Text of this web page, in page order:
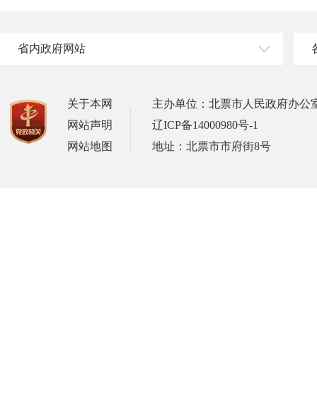
省内政府网站
关于本网
网站声明
网站地图
主办单位：北票市人民政府办公
辽ICP备14000980号-1
地址：北票市市府街8号